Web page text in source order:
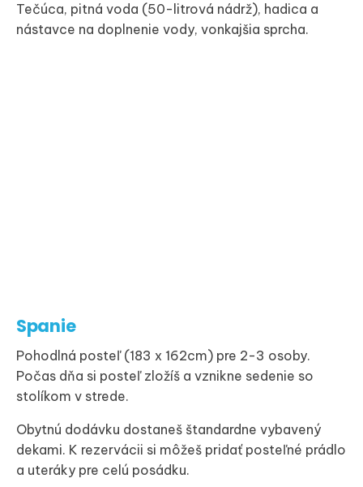
Tečúca, pitná voda (50-litrová nádrž), hadica a
nástavce na doplnenie vody, vonkajšia sprcha.
Spanie
Pohodlná posteľ (183 x 162cm) pre 2-3 osoby.
Počas dňa si posteľ zložíš a vznikne sedenie so
stolíkom v strede.
Obytnú dodávku dostaneš štandardne vybavený
dekami. K rezervácii si môžeš pridať posteľné prádlo
a uteráky pre celú posádku.